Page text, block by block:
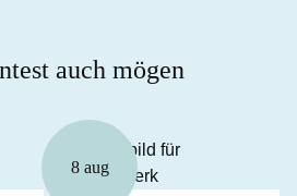
auch mögen
8 aug